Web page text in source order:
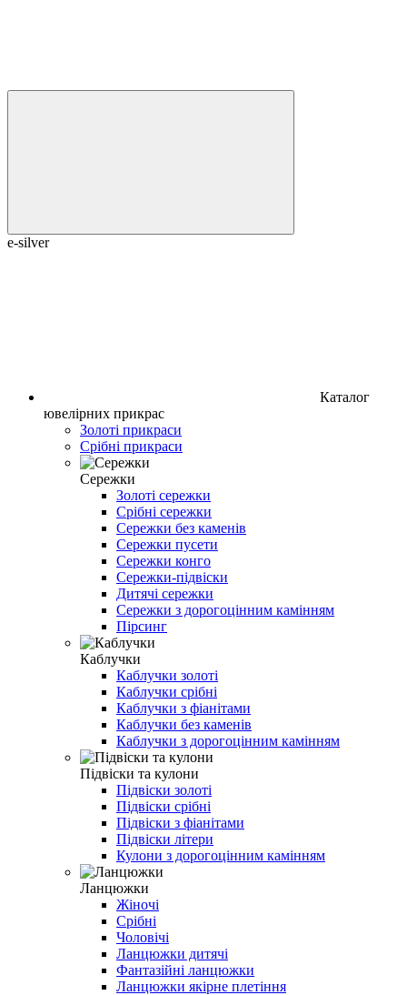
e-silver
Каталог
ювелірних прикрас
Золоті прикраси
Срібні прикраси
Сережки
Золоті сережки
Срібні сережки
Сережки без каменів
Сережки пусети
Сережки конго
Сережки-підвіски
Дитячі сережки
Сережки з дорогоцінним камінням
Пірсинг
Каблучки
Каблучки золоті
Каблучки срібні
Каблучки з фіанітами
Каблучки без каменів
Каблучки з дорогоцінним камінням
Підвіски та кулони
Підвіски золоті
Підвіски срібні
Підвіски з фіанітами
Підвіски літери
Кулони з дорогоцінним камінням
Ланцюжки
Жіночі
Срібні
Чоловічі
Ланцюжки дитячі
Фантазійні ланцюжки
Ланцюжки якірне плетіння